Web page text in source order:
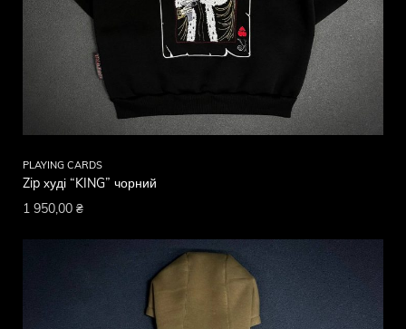
PLAYING CARDS
Zip худі “KING” чорний
1 950,00 ₴